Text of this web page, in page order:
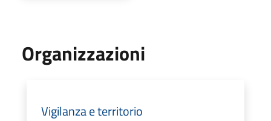
Organizzazioni
Vigilanza e territorio